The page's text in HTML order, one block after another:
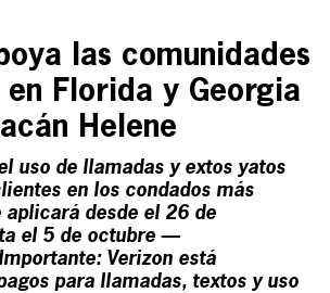
las comunidades
en Florida y Georgia
Helene
uso de llamadas y extos yatos
en los condados más
aplicará desde el 26 de
el 5 de octubre —
Verizon está
para llamadas, textos y uso